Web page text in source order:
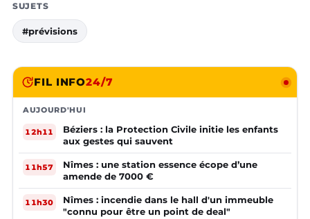
SUJETS
#prévisions
FIL INFO24/7
AUJOURD'HUI
12h11
Béziers : la Protection Civile initie les enfants
aux gestes qui sauvent
11h57
Nîmes : une station essence écope d’une
amende de 7000 €
11h30
Nîmes : incendie dans le hall d'un immeuble
"connu pour être un point de deal"